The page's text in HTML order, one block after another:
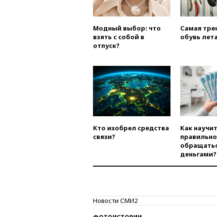
Модный выбор: что
взять с собой в
отпуск?
Самая
обувь
Кто изобрел средства
связи?
Как
правильно
деньгами?
Новости СМИ2